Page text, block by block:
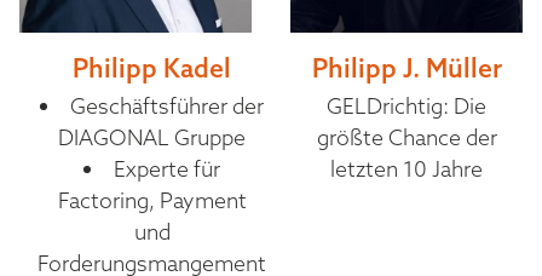
Philipp Kadel
Geschäftsführer der
DIAGONAL Gruppe
Experte für
Factoring, Payment
und
Forderungsmangement
Philipp J. Müller
GELDrichtig: Die
größte Chance der
letzten 10 Jahre